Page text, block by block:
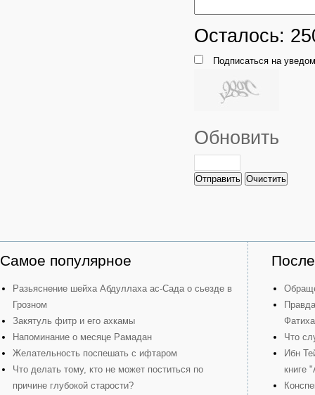
Осталось:
Подписаться на
Обновить
Отправить Очистить
Самое популярное
Разьяснение шейха Абдуллаха ас-Сада о сьезде в
Грозном
Закятуль фитр и его ахкамы
Напоминание о месяце Рамадан
Желательность поспешать с ифтаром
Что делать тому, кто не может поститься по
причине глубокой старости?
Что
Ибн
книге